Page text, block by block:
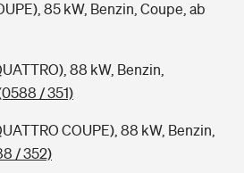
85 kW, Benzin, Coupe, ab
88 kW, Benzin,
/ 351)
COUPE), 88 kW, Benzin,
/ 352)